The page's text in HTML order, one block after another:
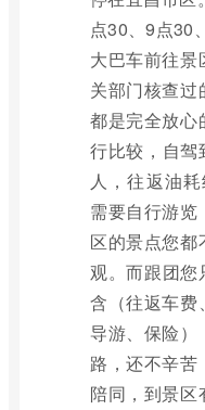
点30、9点30
大巴车前往
关部门核查过
都是完全放心
行比较，自驾
人，往返油
需要自行游
区的景点您
观。而跟团您
含（往返车费
导游、保险）
路，还不辛苦
陪同，到景